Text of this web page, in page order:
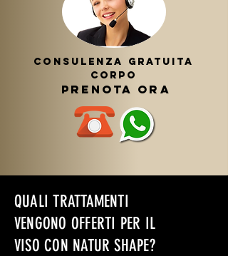
consulenza gratuita
CORPO
prenota ora
QUALI TRATTAMENTI
VENGONO OFFERTI PER IL
VISO CON NATUR SHAPE?